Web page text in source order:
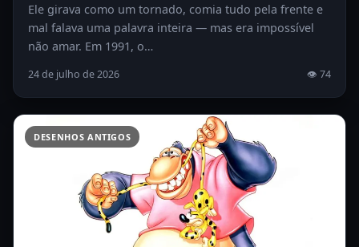
Ele girava como um tornado, comia tudo pela frente e
mal falava uma palavra inteira — mas era impossível
não amar. Em 1991, o…
24 de julho de 2026 👁 74
DESENHOS ANTIGOS